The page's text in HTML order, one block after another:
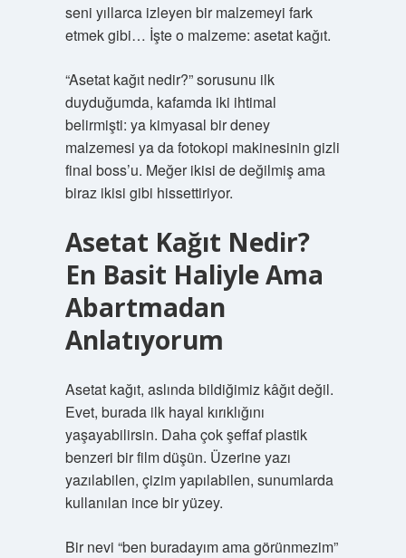
seni yıllarca izleyen bir malzemeyi fark
etmek gibi… İşte o malzeme: asetat kağıt.
“Asetat kağıt nedir?” sorusunu ilk
duyduğumda, kafamda iki ihtimal
belirmişti: ya kimyasal bir deney
malzemesi ya da fotokopi makinesinin gizli
final boss’u. Meğer ikisi de değilmiş ama
biraz ikisi gibi hissettiriyor.
Asetat Kağıt Nedir?
En Basit Haliyle Ama
Abartmadan
Anlatıyorum
Asetat kağıt, aslında bildiğimiz kâğıt değil.
Evet, burada ilk hayal kırıklığını
yaşayabilirsin. Daha çok şeffaf plastik
benzeri bir film düşün. Üzerine yazı
yazılabilen, çizim yapılabilen, sunumlarda
kullanılan ince bir yüzey.
Bir nevi “ben buradayım ama görünmezim”